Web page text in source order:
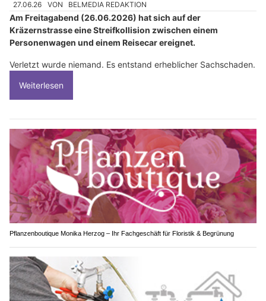
27.06.26 VON BELMEDIA REDAKTION
Am Freitagabend (26.06.2026) hat sich auf der
Kräzernstrasse eine Streifkollision zwischen einem
Personenwagen und einem Reisecar ereignet.
Verletzt wurde niemand. Es entstand erheblicher Sachschaden.
Weiterlesen
Pflanzenboutique Monika Herzog – Ihr Fachgeschäft für Floristik & Begrünung